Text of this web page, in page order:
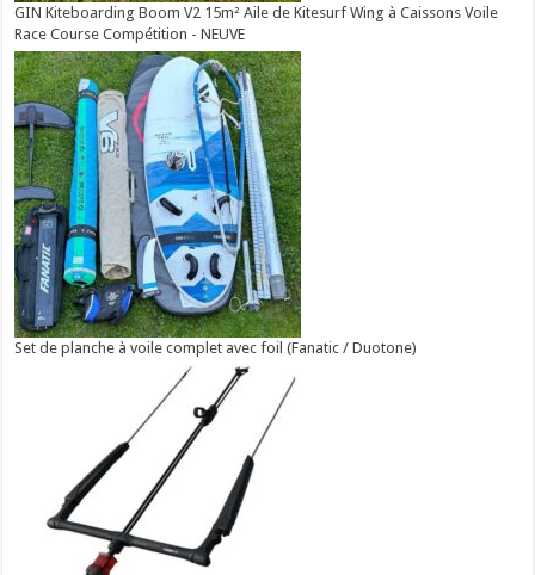
GIN Kiteboarding Boom V2 15m² Aile de Kitesurf Wing à Caissons Voile
Race Course Compétition - NEUVE
Set de planche à voile complet avec foil (Fanatic / Duotone)